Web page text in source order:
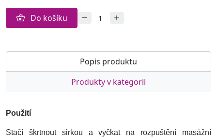
Do košíku
Popis produktu
Produkty v kategorii
Použití
Stačí škrtnout sirkou a vyčkat na rozpuštění masážní